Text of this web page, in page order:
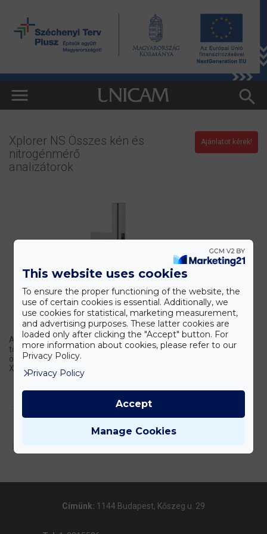
Xplorer NS Összes kén és
nitrogénmérő
analizátorok
Ajánlatot kérek!
Az Xplorer készülék család nitrogén- és kénmérő analizátorainak
több verziója érhető el. Az Xplorer N és Xplorer S az adott elem
össztartalmát mérő analizátor, és létezik a kombinált változat az
Xplorer NS.
Címünk: 1144 Budapest, Kőszeg u. 29
This website uses cookies
To ensure the proper functioning of the website, the
use of certain cookies is essential. Additionally, we
use cookies for statistical, marketing measurement,
and advertising purposes. These latter cookies are
loaded only after clicking the "Accept" button. For
more information about cookies, please refer to our
Privacy Policy.
Privacy Policy
Manage Cookies
Accept